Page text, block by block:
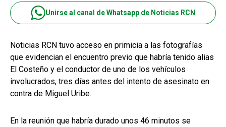
Unirse al canal de Whatsapp de Noticias RCN
Noticias RCN tuvo acceso en primicia a las fotografías
que evidencian el encuentro previo que habría tenido alias
El Costeño y el conductor de uno de los vehículos
involucrados, tres días antes del intento de asesinato en
contra de Miguel Uribe.
En la reunión que habría durado unos 46 minutos se